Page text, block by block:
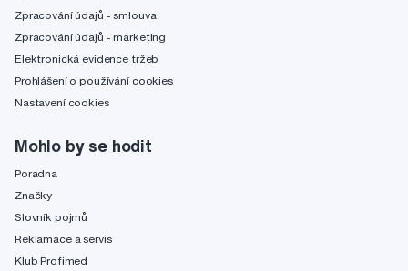
Zpracování údajů - smlouva
Zpracování údajů - marketing
Elektronická evidence tržeb
Prohlášení o používání cookies
Nastavení cookies
Mohlo by se hodit
Poradna
Značky
Slovník pojmů
Reklamace a servis
Klub Profimed